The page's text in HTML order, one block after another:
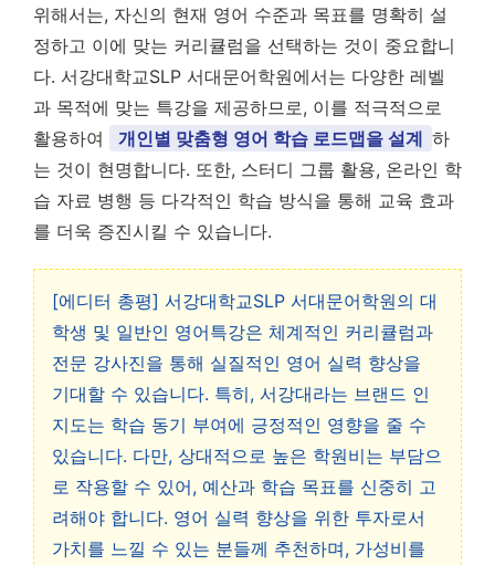
위해서는, 자신의 현재 영어 수준과 목표를 명확히 설
정하고 이에 맞는 커리큘럼을 선택하는 것이 중요합니
다. 서강대학교SLP 서대문어학원에서는 다양한 레벨
과 목적에 맞는 특강을 제공하므로, 이를 적극적으로
활용하여
개인별 맞춤형 영어 학습 로드맵을 설계 하
는 것이 현명합니다. 또한, 스터디 그룹 활용, 온라인 학
습 자료 병행 등 다각적인 학습 방식을 통해 교육 효과
를 더욱 증진시킬 수 있습니다.
[에디터 총평] 서강대학교SLP 서대문어학원의 대
학생 및 일반인 영어특강은 체계적인 커리큘럼과
전문 강사진을 통해 실질적인 영어 실력 향상을
기대할 수 있습니다. 특히, 서강대라는 브랜드 인
지도는 학습 동기 부여에 긍정적인 영향을 줄 수
있습니다. 다만, 상대적으로 높은 학원비는 부담으
로 작용할 수 있어, 예산과 학습 목표를 신중히 고
려해야 합니다. 영어 실력 향상을 위한 투자로서
가치를 느낄 수 있는 분들께 추천하며, 가성비를